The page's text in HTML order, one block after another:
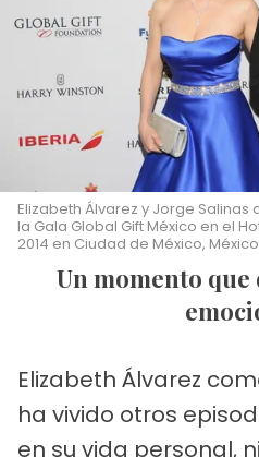
Elizabeth Álvarez y Jorge
la Gala Global Gift México en el
2014 en Ciudad de México,
Un momento que dejó una huella
Elizabeth Álvarez
ha vivido otros
en su vida personal,